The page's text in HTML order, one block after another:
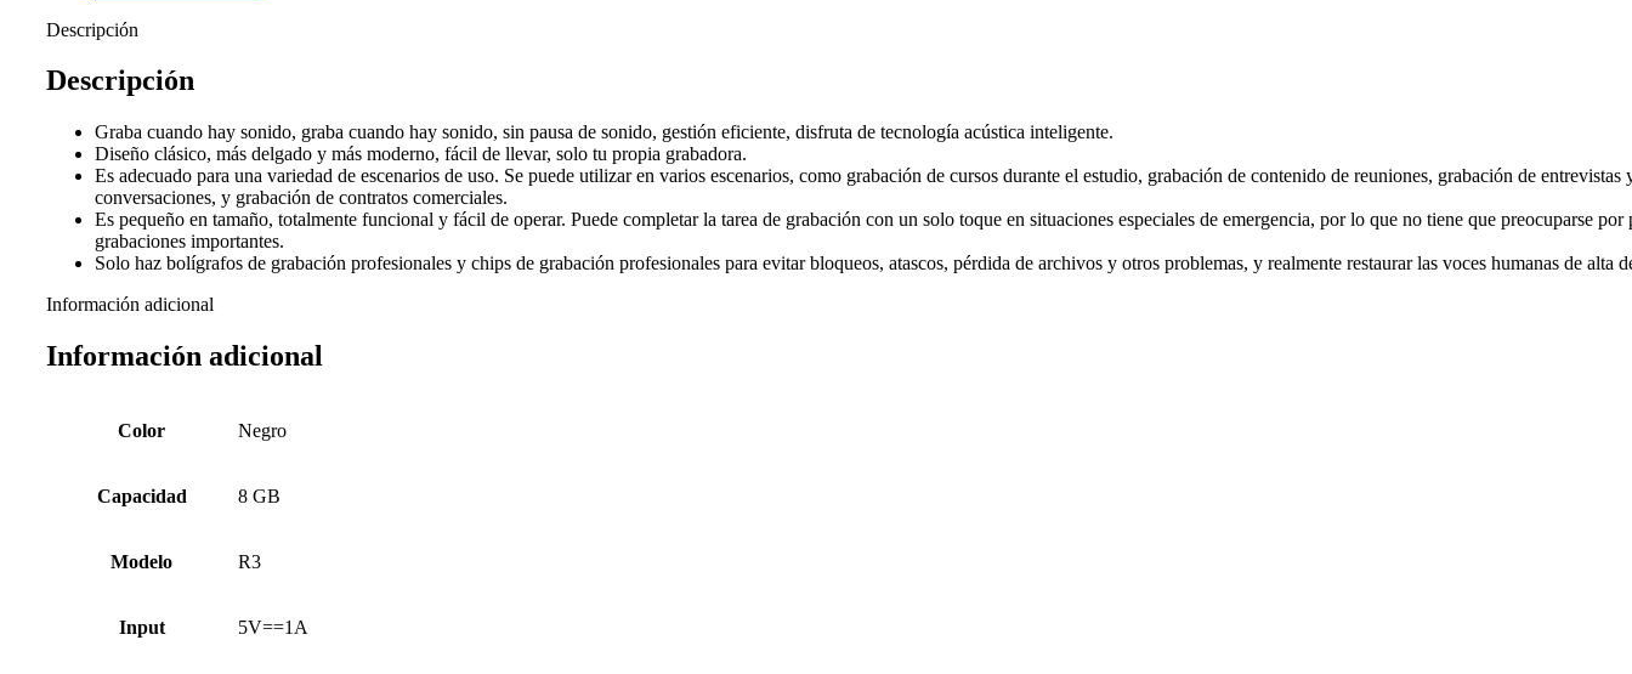
reducción
ruido
cantidad
Descripción
Descripción
Graba cuando hay sonido, graba cuando hay sonido, sin pausa de sonido, gestión eficiente, disfruta de tecnología acústica inteligente.
Diseño clásico, más delgado y más moderno, fácil de llevar, solo tu propia grabadora.
Es adecuado para una variedad de escenarios de uso. Se puede utilizar en varios escenarios, como grabación de cursos durante el estudio, grabación de contenido de reuniones, grabación de entrevistas
conversaciones, y grabación de contratos comerciales.
Es pequeño en tamaño, totalmente funcional y fácil de operar. Puede completar la tarea de grabación con un solo toque en situaciones especiales de emergencia, por lo que no tiene que preocuparse por
grabaciones importantes.
Solo haz bolígrafos de grabación profesionales y chips de grabación profesionales para evitar bloqueos, atascos, pérdida de archivos y otros problemas, y realmente restaurar las voces humanas de alta
Información adicional
Información adicional
Color Negro
Capacidad 8 GB
Modelo R3
Input 5V==1A